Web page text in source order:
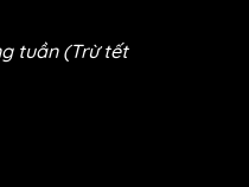
tuần (Trừ tết